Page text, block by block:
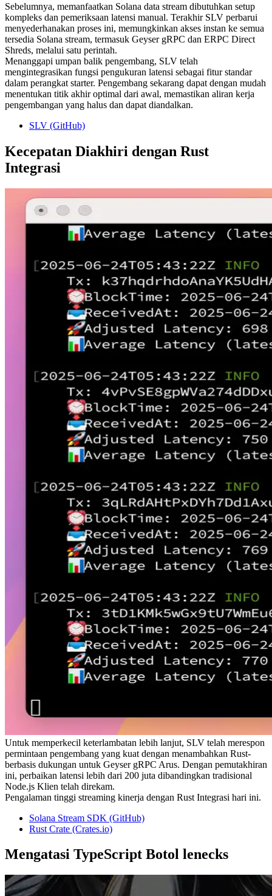
Sebelumnya, memanfaatkan Solana data stream dibutuhkan setup
kompleks dan pemeriksaan latensi manual. Terakhir SLV perbarui
menyederhanakan proses ini, memungkinkan akses instan ke semua
tersedia Solana stream, termasuk Geyser gRPC dan ERPC Direct
Shreds, melalui satu perintah.
Menanggapi umpan balik pengembang, SLV telah
mengintegrasikan fungsi pengukuran latensi sebagai fitur standar
dalam perangkat starter. Pengembang sekarang dapat dengan mudah
menentukan titik akhir optimal dari awal, memastikan aliran kerja
pengembangan yang halus dan dapat diandalkan.
SLV (GitHub)
Kecepatan Diakhiri dengan Rust
Integrasi
Untuk memperkecil keterlambatan lebih lanjut, SLV telah merespon
permintaan pengembang yang kuat dengan menambahkan Rust-
berbasis dukungan untuk Geyser gRPC Arus. Dengan pemutakhiran
ini, perbaikan latensi lebih dari 200 juta dibandingkan tradisional
Node.js Klien telah direkam.
Pengalaman tinggi streaming kinerja dengan Rust Integrasi hari ini.
Solana Stream SDK (GitHub)
Rust Crate (Crates.io)
Mengatasi TypeScript Botol lenecks